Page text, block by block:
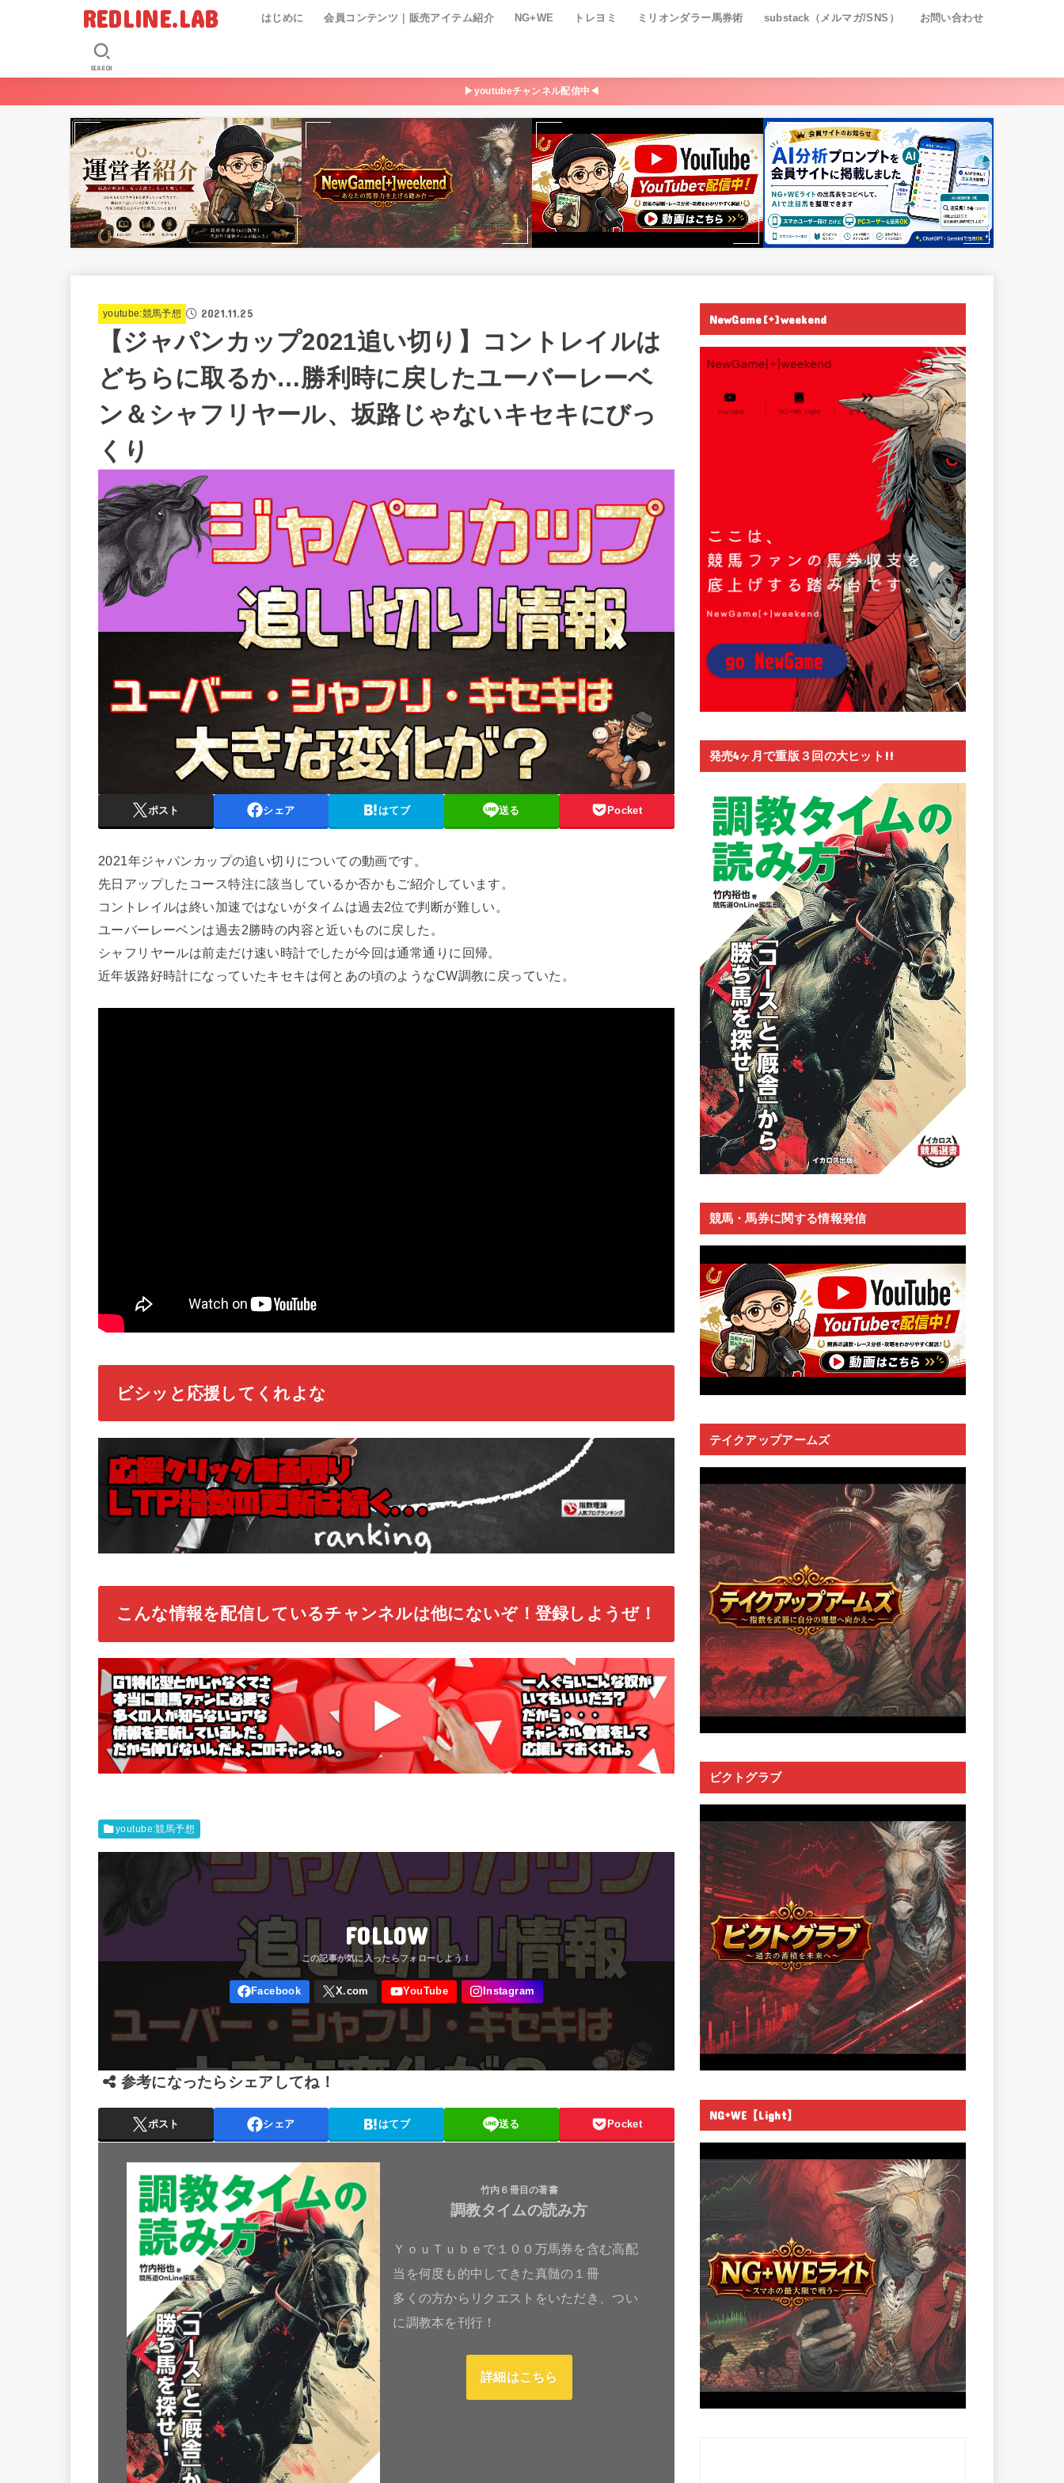
REDLINE.LAB はじめに 会員コンテンツ｜販売アイテム紹介 NG+WE トレヨミ ミリオンダラー馬券術 substack（メルマガ/SNS） お問い合わせ
SEARCH
▶youtubeチャンネル配信中◀
youtube:競馬予想 2021.11.25
【ジャパンカップ2021追い切り】コントレイルは
どちらに取るか…勝利時に戻したユーバーレーベ
ン＆シャフリヤール、坂路じゃないキセキにびっ
くり
ポスト シェア はてブ 送る Pocket
2021年ジャパンカップの追い切りについての動画です。
先日アップしたコース特注に該当しているか否かもご紹介しています。
コントレイルは終い加速ではないがタイムは過去2位で判断が難しい。
ユーバーレーベンは過去2勝時の内容と近いものに戻した。
シャフリヤールは前走だけ速い時計でしたが今回は通常通りに回帰。
近年坂路好時計になっていたキセキは何とあの頃のようなCW調教に戻っていた。
ビシッと応援してくれよな
こんな情報を配信しているチャンネルは他にないぞ！登録しようぜ！
youtube:競馬予想
FOLLOW
参考になったらシェアしてね！
ポスト シェア はてブ 送る Pocket
竹内６冊目の著書
調教タイムの読み方
ＹｏｕＴｕｂｅで１００万馬券を含む高配
当を何度も的中してきた真髄の１冊
多くの方からリクエストをいただき、つい
に調教本を刊行！
詳細はこちら
NewGame[+]weekend
発売4ヶ月で重版３回の大ヒット!!
競馬・馬券に関する情報発信
テイクアップアームズ
ビクトグラブ
NG+WE【Light】